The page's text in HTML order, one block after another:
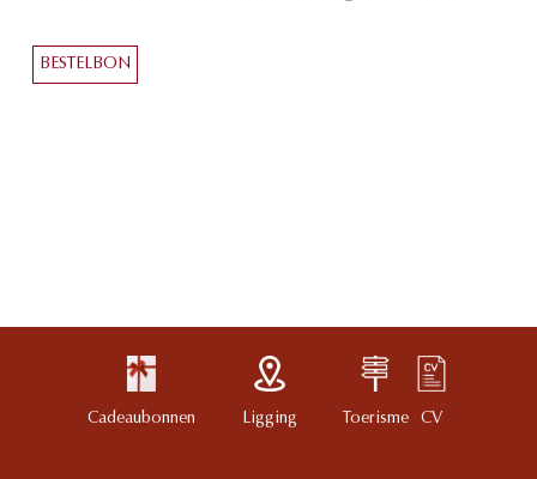
BESTELBON
Cadeaubonnen Ligging Toerisme CV